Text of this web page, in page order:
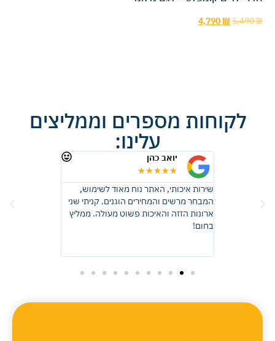
5,490₪
4,790 ₪
לקוחות מספרים וממליצים
עלינו:
יואב כהן
★
★
★
★
★
שירות איכותי, האתר נוח מאוד לשימוש,
המבחר מרשים והמחירים הוגנים. קניתי שני
ארונות הזזה והאיכות פשוט מעולה. ממליץ
בחום!